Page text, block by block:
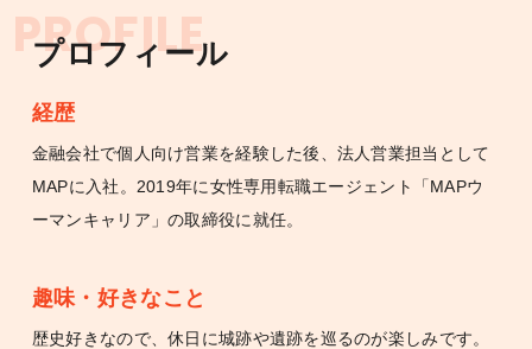
PROFILE
プロフィール
経歴
金融会社で個人向け営業を経験した後、法人営業担当として
MAPに入社。2019年に女性専用転職エージェント「MAPウ
ーマンキャリア」の取締役に就任。
趣味・好きなこと
歴史好きなので、休日に城跡や遺跡を巡るのが楽しみです。